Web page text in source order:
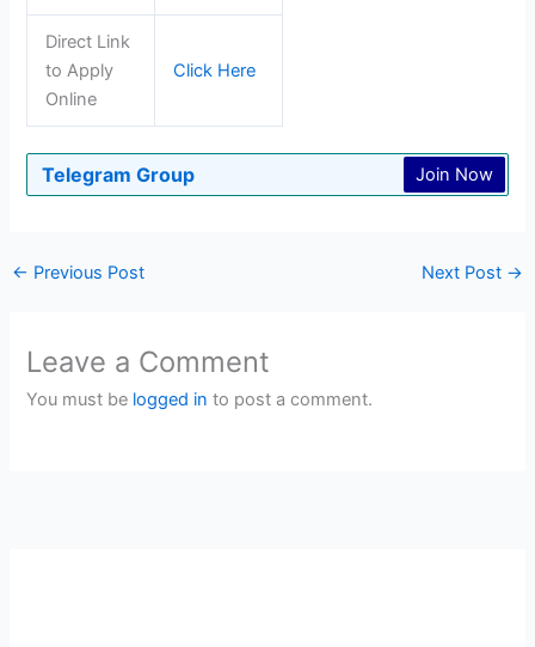
Direct Link
to Apply
Online
Click Here
Telegram Group Join Now
← Previous Post Next Post →
Leave a Comment
You must be logged in to post a comment.